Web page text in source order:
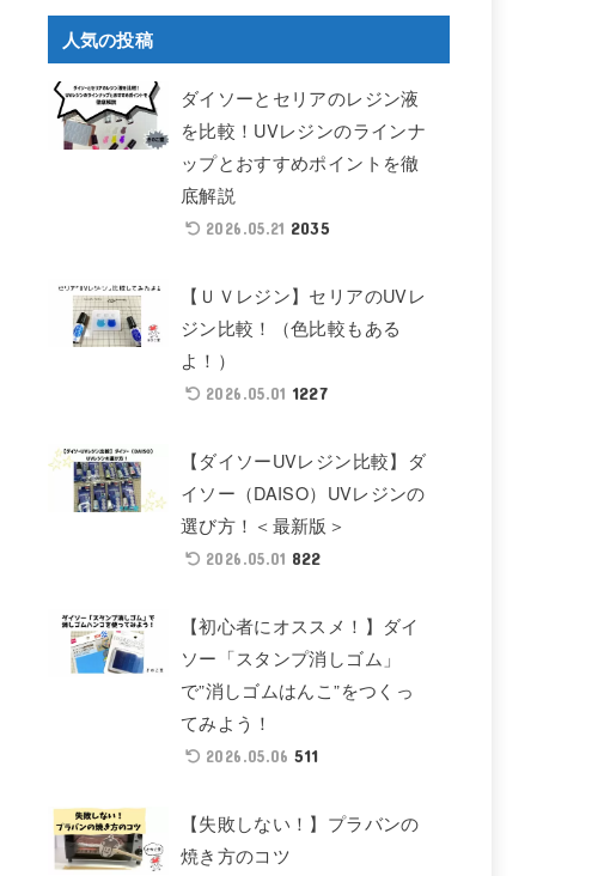
人気の投稿
ダイソーとセリアのレジン液
を比較！UVレジンのラインナ
ップとおすすめポイントを徹
底解説
2026.05.21 2035
【ＵＶレジン】セリアのUVレ
ジン比較！（色比較もある
よ！）
2026.05.01 1227
【ダイソーUVレジン比較】ダ
イソー（DAISO）UVレジンの
選び方！＜最新版＞
2026.05.01 822
【初心者にオススメ！】ダイ
ソー「スタンプ消しゴム」
で”消しゴムはんこ”をつくっ
てみよう！
2026.05.06 511
【失敗しない！】プラバンの
焼き方のコツ